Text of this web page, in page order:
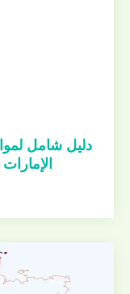
دليل شامل
الإمارات